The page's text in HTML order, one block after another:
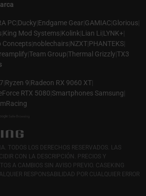
PC|Ducky|Endgame Gear|GAMIAC|Glorious|
|King Mod Systems|Kolink|Lian Li|LYNK+|
Concepts|noblechairs|NZXT|PHANTEKS|
|Team Group|Thermal Grizzly|TX3
|Ryzen 9|Radeon RX 9060 XT|
RTX 5080|Smartphones Samsung|
TODOS LOS DERECHOS RESERVADOS. LAS
CON LA DESCRIPCIÓN. PRECIOS Y
A CAMBIOS SIN AVISO PREVIO. CASEKING
RESPONSABILIDAD POR CUALQUIER ERROR